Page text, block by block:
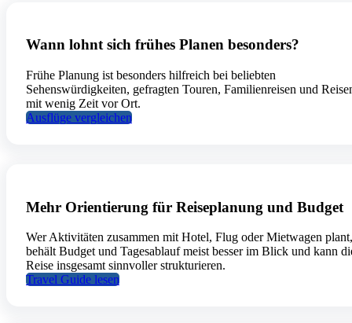
Wann lohnt sich frühes Planen besonders?
Frühe Planung ist besonders hilfreich bei beliebten
Sehenswürdigkeiten, gefragten Touren, Familienreisen und
mit wenig Zeit vor Ort.
Ausflüge vergleichen
Mehr Orientierung für Reiseplanung und Budget
Wer Aktivitäten zusammen mit Hotel, Flug oder Mietwagen plant,
behält Budget und Tagesablauf meist besser im Blick und kann
Reise insgesamt sinnvoller strukturieren.
Travel Guide lesen